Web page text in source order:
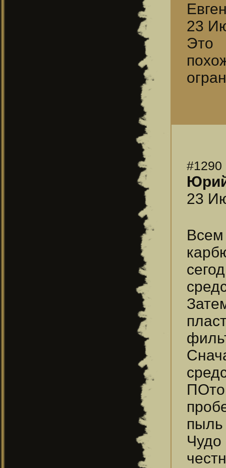
23
Это
#1290
23
пыль